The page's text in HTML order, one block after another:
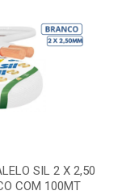
SIL 2 X 2,50
COM 100MT